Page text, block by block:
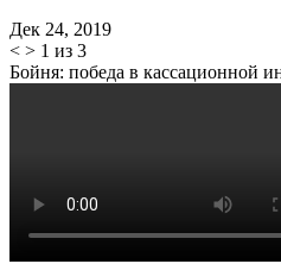
Дек 24, 2019
< > 1 из 3
Бойня: победа в кассационной